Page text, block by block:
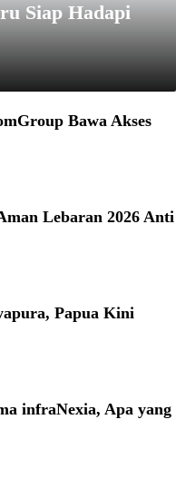
Siap Hadapi
Bawa Akses
Lebaran 2026 Anti
Papua Kini
infraNexia, Apa yang